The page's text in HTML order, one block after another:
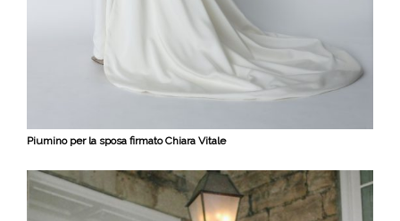
Piumino per la sposa firmato Chiara Vitale